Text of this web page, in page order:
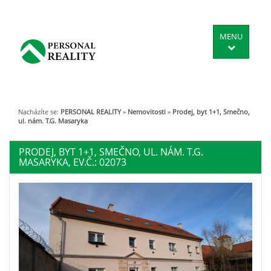
MENU
Nacházíte se: PERSONAL REALITY » Nemovitosti » Prodej, byt 1+1, Smečno,
ul. nám. T.G. Masaryka
PRODEJ, BYT 1+1, SMEČNO, UL. NÁM. T.G.
MASARYKA, EV.Č.: 02073